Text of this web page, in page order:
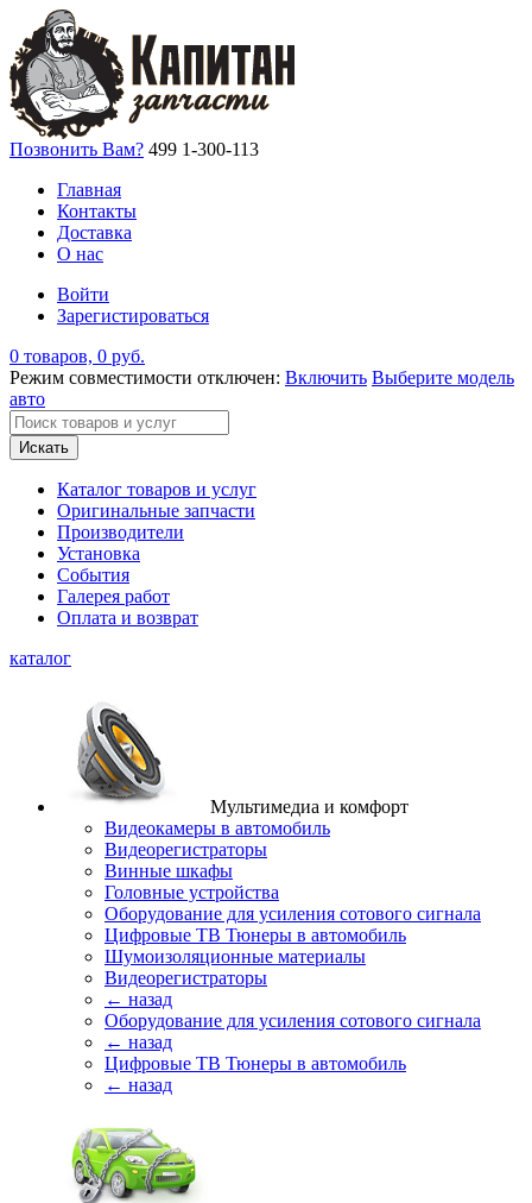
Позвонить Вам? 499 1-300-113
Главная
Контакты
Доставка
О нас
Войти
Зарегистироваться
0 товаров, 0 руб.
Режим совместимости отключен: Включить Выберите модель
авто
Искать
Каталог товаров и услуг
Оригинальные запчасти
Производители
Установка
События
Галерея работ
Оплата и возврат
каталог
Мультимедиа и комфорт
Видеокамеры в автомобиль
Видеорегистраторы
Винные шкафы
Головные устройства
Оборудование для усиления сотового сигнала
Цифровые ТВ Тюнеры в автомобиль
Шумоизоляционные материалы
Видеорегистраторы
← назад
Оборудование для усиления сотового сигнала
← назад
Цифровые ТВ Тюнеры в автомобиль
← назад